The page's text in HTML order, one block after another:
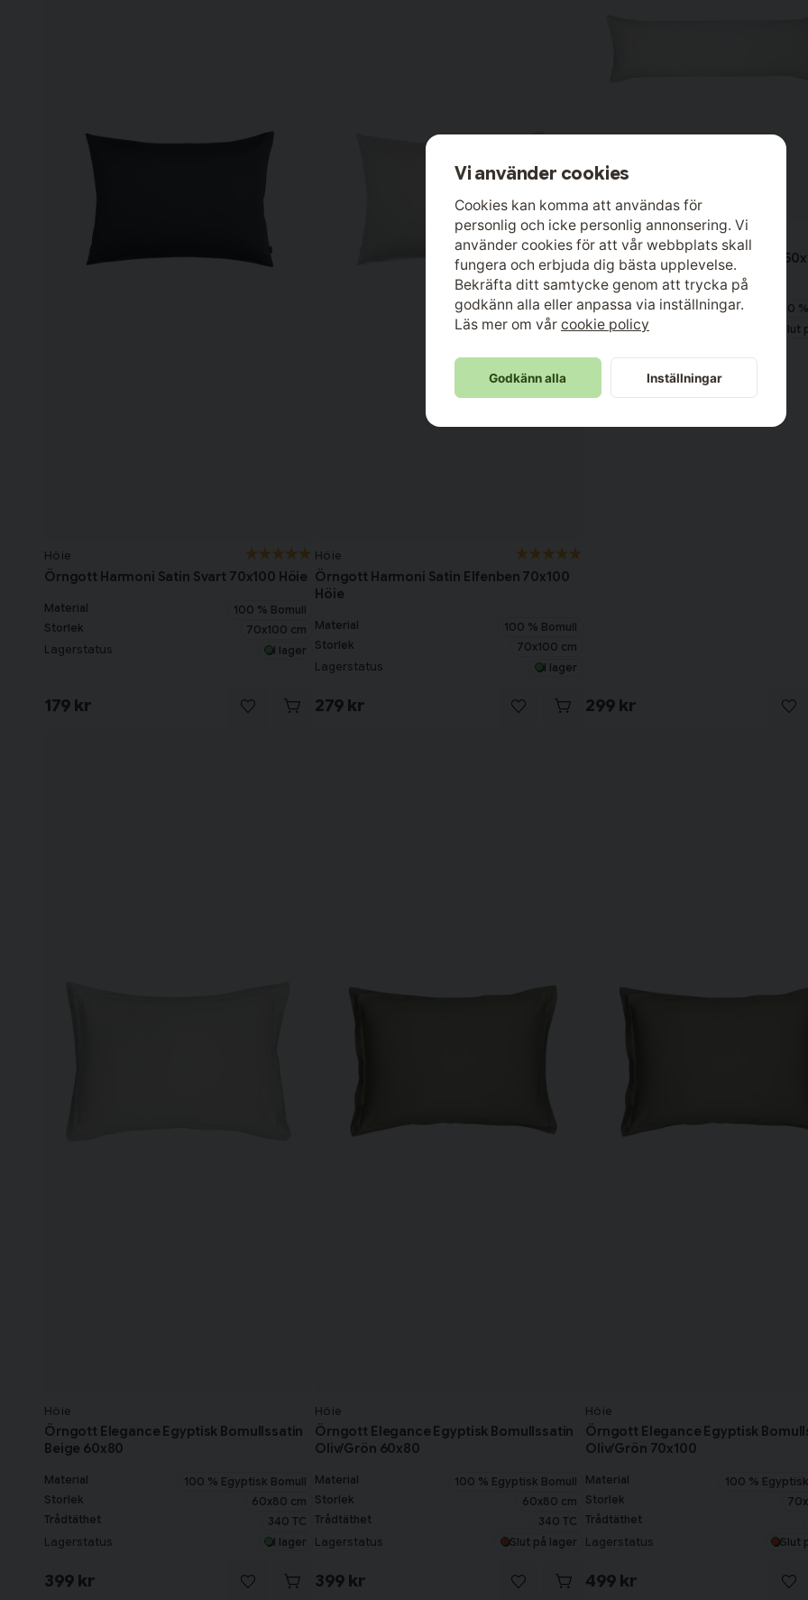
Höie
Örngott Harmoni Satin Svart 70x100 Höie
Material
100 % Bomull
Storlek
70x100 cm
Lagerstatus I lager
179 kr
Höie
Örngott Harmoni Satin Elfenben 70x100
Höie
Material
100 % Bomull
Storlek
70x100 cm
Lagerstatus I lager
279 kr
Höie
Örngott Extra Fin Bomull Beige
Höie
Material 100
Lagerstatus Slut
299 kr
Höie
Örngott Elegance Egyptisk Bomullssatin
Beige 60x80
Material
100 % Egyptisk Bomull
Storlek
60x80 cm
Trådtäthet
340 TC
Lagerstatus I lager
399 kr
Höie
Örngott Elegance Egyptisk Bomullssatin
Oliv/Grön 60x80
Material
100 % Egyptisk Bomull
Storlek
60x80 cm
Trådtäthet
340 TC
Lagerstatus Slut på lager
399 kr
Höie
Örngott Elegance Egyptisk
Oliv/Grön 70x100
Material
100 %
Storlek
Trådtäthet
Lagerstatus Slut
499 kr
Vi använder cookies
Cookies kan komma att användas för
personlig och icke personlig annonsering. Vi
använder cookies för att vår webbplats skall
fungera och erbjuda dig bästa upplevelse.
Bekräfta ditt samtycke genom att trycka på
godkänn alla eller anpassa via inställningar.
Läs mer om vår cookie policy
Godkänn alla Inställningar